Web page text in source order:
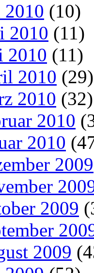
(10)
2010 (11)
2010 (11)
2010 (29)
2010 (32)
2010
2010
2009
2009
2009